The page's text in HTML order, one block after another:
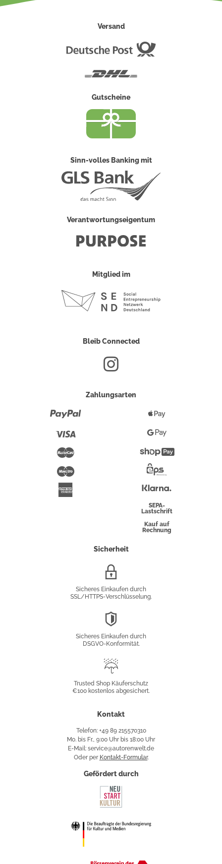
Versand
Gutscheine
Sinn-volles Banking mit
Verantwortungseigentum
Mitglied im
Bleib Connected
Zahlungsarten
Maestro
Pay
Google
Pay
Überweisung
SEPA-
Lastschrift
Kauf auf
Rechnung
Sicherheit
Sicheres Einkaufen durch
SSL/HTTPS-Verschlüsselung.
Sicheres Einkaufen durch
DSGVO-Konformität.
Käuferschutz
Trusted Shop Käuferschutz
€100 kostenlos abgesichert.
Kontakt
Telefon: +49 89 215570310
Mo. bis Fr., 9:00 Uhr bis 18:00 Uhr
E-Mail: service@autorenwelt.de
Oder per Kontakt-Formular.
Gefördert durch